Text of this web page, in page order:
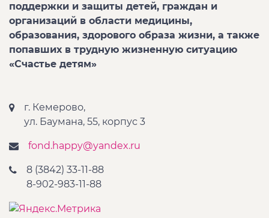
поддержки и защиты детей, граждан и
организаций в области медицины,
образования, здорового образа жизни, а также
попавших в трудную жизненную ситуацию
«Счастье детям»
г. Кемерово,
ул. Баумана, 55, корпус 3
fond.happy@yandex.ru
8 (3842) 33-11-88
8-902-983-11-88